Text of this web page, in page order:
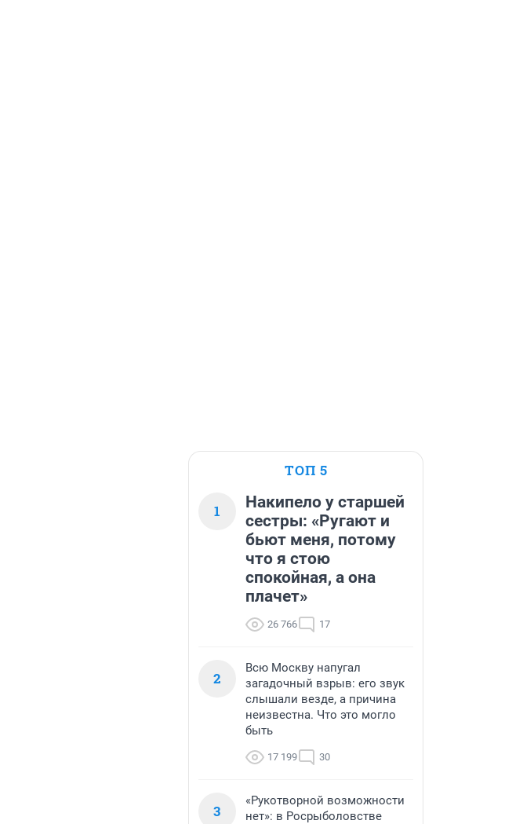
ТОП 5
1
Накипело у старшей
сестры: «Ругают и
бьют меня, потому
что я стою
спокойная, а она
плачет»
26 766 17
2
Всю Москву напугал
загадочный взрыв: его звук
слышали везде, а причина
неизвестна. Что это могло
быть
17 199 30
3
«Рукотворной возможности
нет»: в Росрыболовстве